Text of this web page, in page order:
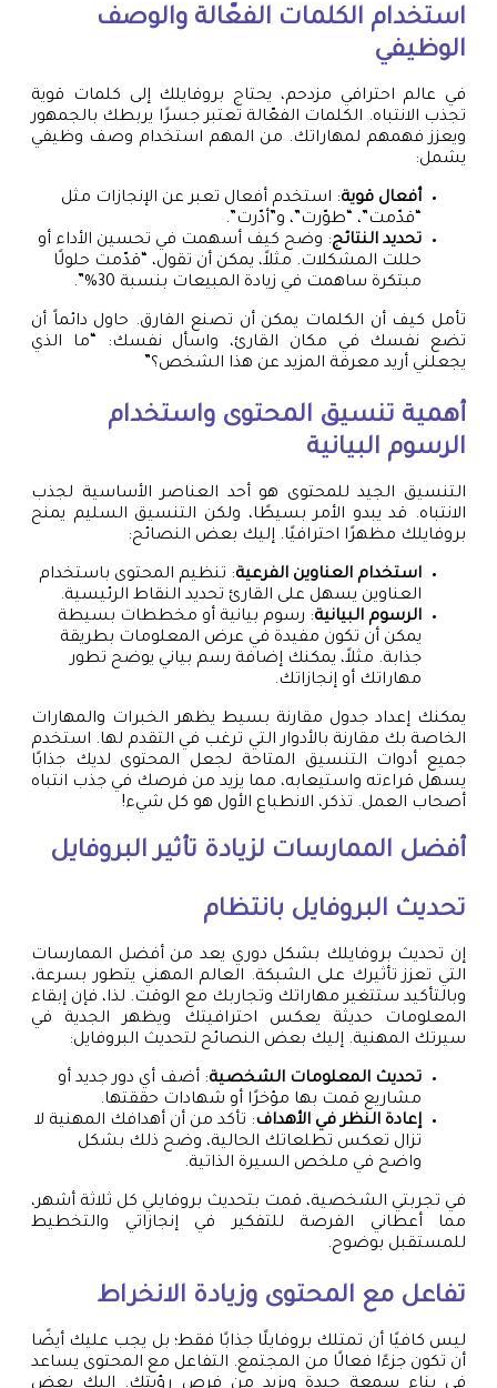
استخدام الكلمات الفعّالة والوصف
الوظيفي
في عالم احترافي مزدحم، يحتاج بروفايلك إلى كلمات قوية
تجذب الانتباه. الكلمات الفعّالة تعتبر جسرًا يربطك بالجمهور
ويعزز فهمهم لمهاراتك. من المهم استخدام وصف وظيفي
يشمل:
أفعال قوية: استخدم أفعال تعبر عن الإنجازات مثل
“قدّمت”، “طوّرت”، و”أدّرت”.
تحديد النتائج: وضح كيف أسهمت في تحسين الأداء أو
حللت المشكلات. مثلاً، يمكن أن تقول، “قدّمت حلولًا
مبتكرة ساهمت في زيادة المبيعات بنسبة 30%”.
تأمل كيف أن الكلمات يمكن أن تصنع الفارق. حاول دائماً أن
تضع نفسك في مكان القارئ، واسأل نفسك: “ما الذي
يجعلني أريد معرفة المزيد عن هذا الشخص؟”
أهمية تنسيق المحتوى واستخدام
الرسوم البيانية
التنسيق الجيد للمحتوى هو أحد العناصر الأساسية لجذب
الانتباه. قد يبدو الأمر بسيطًا، ولكن التنسيق السليم يمنح
بروفايلك مظهرًا احترافيًا. إليك بعض النصائح:
استخدام العناوين الفرعية: تنظيم المحتوى باستخدام
العناوين يسهل على القارئ تحديد النقاط الرئيسية.
الرسوم البيانية: رسوم بيانية أو مخططات بسيطة
يمكن أن تكون مفيدة في عرض المعلومات بطريقة
جذابة. مثلاً، يمكنك إضافة رسم بياني يوضح تطور
مهاراتك أو إنجازاتك.
يمكنك إعداد جدول مقارنة بسيط يظهر الخبرات والمهارات
الخاصة بك مقارنة بالأدوار التي ترغب في التقدم لها. استخدم
جميع أدوات التنسيق المتاحة لجعل المحتوى لديك جذابًا
يسهل قراءته واستيعابه، مما يزيد من فرصك في جذب انتباه
أصحاب العمل. تذكر، الانطباع الأول هو كل شيء!
أفضل الممارسات لزيادة تأثير البروفايل
تحديث البروفايل بانتظام
إن تحديث بروفايلك بشكل دوري يعد من أفضل الممارسات
التي تعزز تأثيرك على الشبكة. العالم المهني يتطور بسرعة،
وبالتأكيد ستتغير مهاراتك وتجاربك مع الوقت. لذا، فإن إبقاء
المعلومات حديثة يعكس احترافيتك ويظهر الجدية في
سيرتك المهنية. إليك بعض النصائح لتحديث البروفايل:
تحديث المعلومات الشخصية: أضف أي دور جديد أو
مشاريع قمت بها مؤخرًا أو شهادات حققتها.
إعادة النظر في الأهداف: تأكد من أن أهدافك المهنية لا
تزال تعكس تطلعاتك الحالية، وضح ذلك بشكل
واضح في ملخص السيرة الذاتية.
في تجربتي الشخصية، قمت بتحديث بروفايلي كل ثلاثة أشهر،
مما أعطاني الفرصة للتفكير في إنجازاتي والتخطيط
للمستقبل بوضوح.
تفاعل مع المحتوى وزيادة الانخراط
ليس كافيًا أن تمتلك بروفايلًا جذابًا فقط؛ بل يجب عليك أيضًا
أن تكون جزءًا فعالًا من المجتمع. التفاعل مع المحتوى يساعد
في بناء سمعة جيدة ويزيد من فرص رؤيتك. إليك بعض